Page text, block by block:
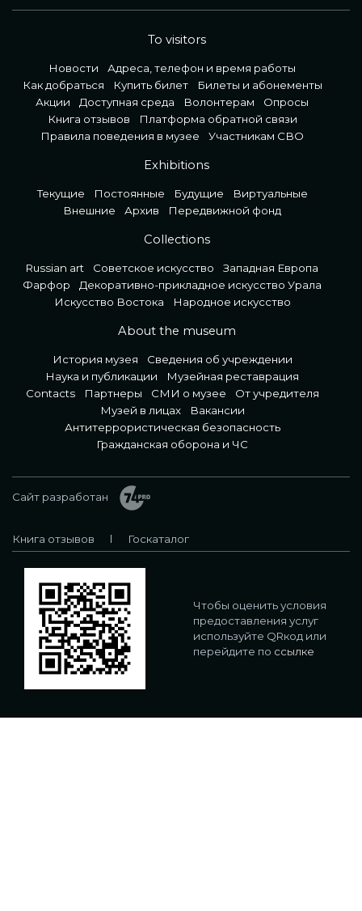
To visitors
Новости
Адреса, телефон и время работы
Как добраться
Купить билет
Билеты и абонементы
Акции
Доступная среда Волонтерам
Опросы
Книга отзывов
Платформа обратной связи
Правила поведения в музее
Участникам СВО
Exhibitions
Текущие Постоянные Будущие
Виртуальные
Внешние
Архив Передвижной фонд
Collections
Russian art Советское искусство
Западная Европа
Фарфор
Декоративно-прикладное искусство Урала
Искусство Востока
Народное искусство
About the museum
История музея
Сведения об учреждении
Наука и публикации
Музейная реставрация
Contacts
Партнеры СМИ о музее
От учредителя
Музей в лицах
Вакансии
Антитеррористическая безопасность
Гражданская оборона и ЧС
Сайт разработан
Книга отзывов Госкаталог
Чтобы оценить условия
предоставления услуг
используйте QRкод или
перейдите по ссылке